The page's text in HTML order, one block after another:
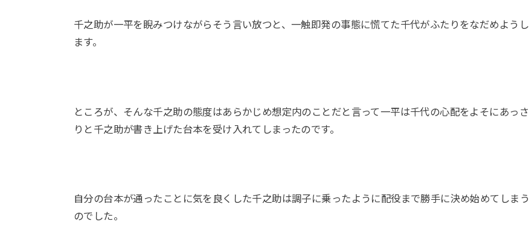
千之助が一平を睨みつけながらそう言い放つと、一触即発の事態に慌てた千代がふたりをなだめようし
ます。
ところが、そんな千之助の態度はあらかじめ想定内のことだと言って一平は千代の心配をよそにあっさ
りと千之助が書き上げた台本を受け入れてしまったのです。
自分の台本が通ったことに気を良くした千之助は調子に乗ったように配役まで勝手に決め始めてしまう
のでした。